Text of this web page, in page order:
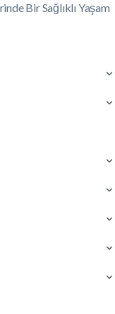
Bir Sağlıklı Yaşam